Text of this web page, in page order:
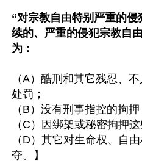
“对宗教自由特别严重的
续的、严重的侵犯宗教自
为：
（A）酷刑和其它残忍、
处罚；
（B）没有刑事指控的拘押
（C）因绑架或秘密拘押
（D）其它对生命权、自
夺。】